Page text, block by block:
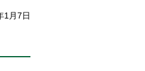
1月7日